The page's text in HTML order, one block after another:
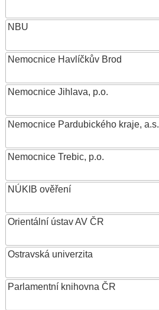
NBU
Nemocnice Havlíčkův Brod
Nemocnice Jihlava, p.o.
Nemocnice Pardubického kraje, a.s.
Nemocnice Trebic, p.o.
NÚKIB ověření
Orientální ústav AV ČR
Ostravská univerzita
Parlamentní knihovna ČR